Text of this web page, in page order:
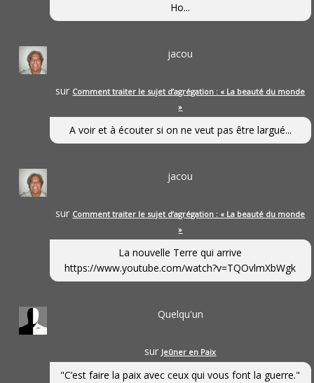
Ho...
jacou
sur Comment traiter le sujet d’agrégation : « La beauté du monde
»
A voir et à écouter si on ne veut pas être largué...
jacou
sur Comment traiter le sujet d’agrégation : « La beauté du monde
»
La nouvelle Terre qui arrive
https://www.youtube.com/watch?v=TQOvlmXbWgk
Quelqu'un
sur Jeûner en Paix
"C’est faire la paix avec ceux qui vous font la guerre."